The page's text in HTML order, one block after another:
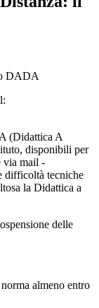
DADA
(Didattica A
disponibili per
via mail -
difficoltà tecniche
la Didattica a
delle
almeno entro